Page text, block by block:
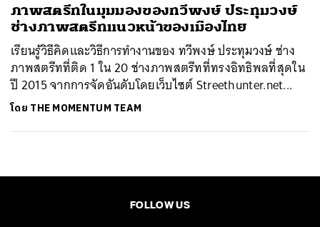
​ภาพสตรีทในมุมมองของทวีพงษ์ ประทุมวงษ์
ช่างภาพสตรีทแนวหน้าของเมืองไทย
เรียนรู้วิธีคิดและวิธีการทำงานของ ทวีพงษ์ ประทุมวงษ์ ช่าง
ภาพสตรีทที่ติด 1 ใน 20 ช่างภาพสตรีทที่ทรงอิทธิพลที่สุดใน
ปี 2015 จากการจัดอันดับโดยเว็บไซต์ Streethunter.net...
โดย THE MOMENTUM TEAM
FOLLOW US